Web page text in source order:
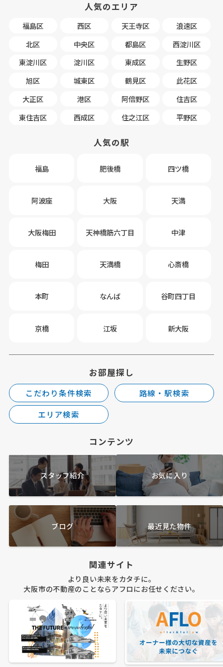
人気のエリア
福島区 西区 天王寺区
浪速区
北区
中央区 都島区
西淀川区
東淀川区
淀川区 東成区
生野区
旭区
城東区 鶴見区
此花区
大正区
港区 阿倍野区
住吉区
東住吉区
西成区 住之江区 平野区
人気の駅
福島 肥後橋 四ツ橋
阿波座 大阪 天満
大阪梅田 天神橋筋六丁目 中津
梅田 天満橋 心斎橋
本町 なんば 谷町四丁目
京橋 江坂 新大阪
お部屋探し
こだわり条件検索
路線・駅検索
エリア検索
コンテンツ
スタッフ紹介 お気に入り
ブログ 最近見た物件
関連サイト
より良い未来をカタチに。
大阪市の不動産のことならアフロにお任せください。